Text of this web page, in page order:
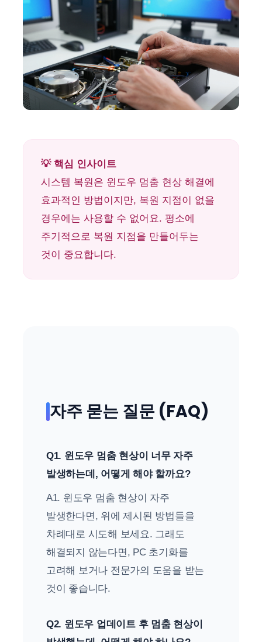
💡 핵심 인사이트
시스템 복원은 윈도우 멈춤 현상 해결에
효과적인 방법이지만, 복원 지점이 없을
경우에는 사용할 수 없어요. 평소에
주기적으로 복원 지점을 만들어두는
것이 중요합니다.
자주 묻는 질문 (FAQ)
Q1. 윈도우 멈춤 현상이 너무 자주
발생하는데, 어떻게 해야 할까요?
A1. 윈도우 멈춤 현상이 자주
발생한다면, 위에 제시된 방법들을
차례대로 시도해 보세요. 그래도
해결되지 않는다면, PC 초기화를
고려해 보거나 전문가의 도움을 받는
것이 좋습니다.
Q2. 윈도우 업데이트 후 멈춤 현상이